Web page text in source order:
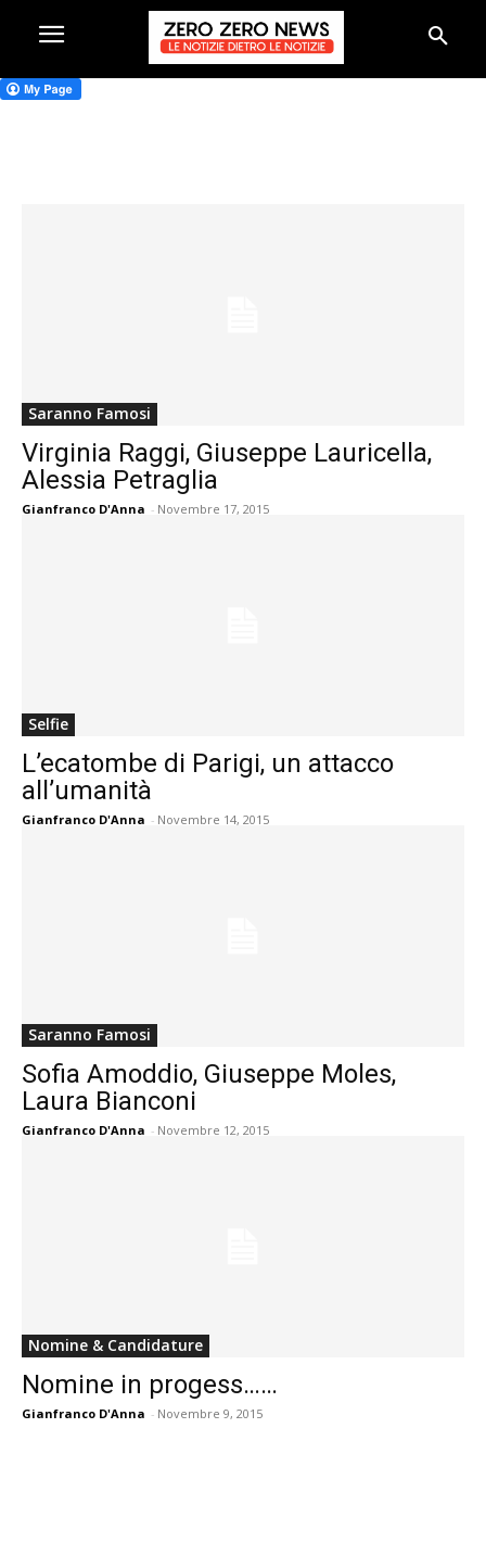
Saranno Famosi
Virginia Raggi, Giuseppe Lauricella,
Alessia Petraglia
Gianfranco D'Anna - Novembre 17, 2015
Selfie
L’ecatombe di Parigi, un attacco
all’umanità
Gianfranco D'Anna - Novembre 14, 2015
Saranno Famosi
Sofia Amoddio, Giuseppe Moles,
Laura Bianconi
Gianfranco D'Anna - Novembre 12, 2015
Nomine & Candidature
Nomine in progess……
Gianfranco D'Anna - Novembre 9, 2015